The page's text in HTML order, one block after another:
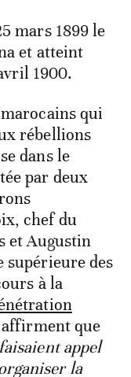
mars 1899 le
et atteint
1900.
qui
rébellions
dans le
par deux
chef du
et Augustin
supérieure des
à la
affirment que
appel
la